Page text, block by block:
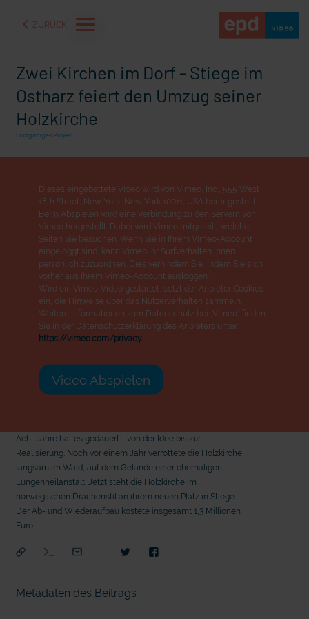
ZURÜCK
oder "Deppen der "Wir bauen Cherson wieder auf" - Optimismus in der
Zwei Kirchen im Dorf - Stiege im
Ostharz feiert den Umzug seiner
Holzkirche
Einzigartiges Projekt
Dieses eingebettete Video wird von Vimeo, Inc., 555 West
18th Street, New York, New York 10011, USA bereitgestellt.
Beim Abspielen wird eine Verbindung zu den Servern von
Vimeo hergestellt. Dabei wird Vimeo mitgeteilt, welche
Seiten Sie besuchen. Wenn Sie in Ihrem Vimeo-Account
eingeloggt sind, kann Vimeo Ihr Surfverhalten Ihnen
persönlich zuzuordnen. Dies verhindern Sie, indem Sie sich
vorher aus Ihrem Vimeo-Account ausloggen.
Wird ein Vimeo-Video gestartet, setzt der Anbieter Cookies
ein, die Hinweise über das Nutzerverhalten sammeln.
Weitere Informationen zum Datenschutz bei „Vimeo“ finden
Sie in der Datenschutzerklärung des Anbieters unter:
https://vimeo.com/privacy
Video Abspielen
Acht Jahre hat es gedauert - von der Idee bis zur
Realisierung. Noch vor einem Jahr verrottete die Holzkirche
langsam im Wald, auf dem Gelände einer ehemaligen
Lungenheilanstalt. Jetzt steht die Holzkirche im
norwegischen Drachenstil an ihrem neuen Platz in Stiege.
Der Ab- und Wiederaufbau kostete insgesamt 1,3 Millionen
Euro.
Metadaten des Beitrags